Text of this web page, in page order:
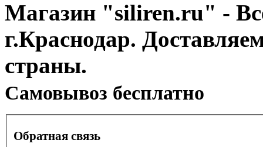
Магазин "siliren.ru" -
г.Краснодар.
страны.
Cамовывоз бесплатно
Обратная связь